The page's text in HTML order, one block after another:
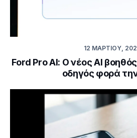
12 ΜΑΡΤΊΟΥ,
Ford Pro AI: Ο νέος AI
οδηγός φορά